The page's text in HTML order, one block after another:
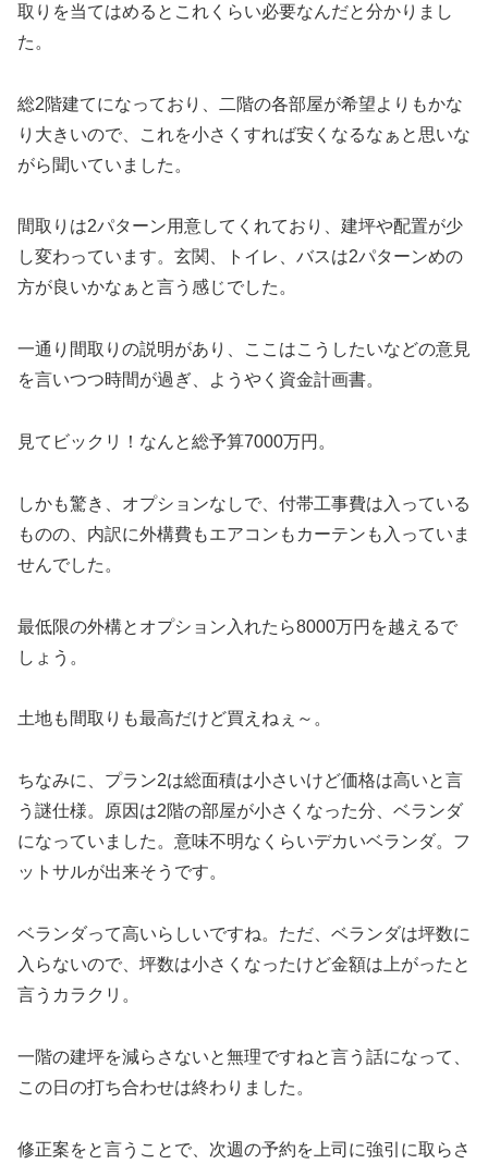
取りを当てはめるとこれくらい必要なんだと分かりまし
た。
総2階建てになっており、二階の各部屋が希望よりもかな
り大きいので、これを小さくすれば安くなるなぁと思いな
がら聞いていました。
間取りは2パターン用意してくれており、建坪や配置が少
し変わっています。玄関、トイレ、バスは2パターンめの
方が良いかなぁと言う感じでした。
一通り間取りの説明があり、ここはこうしたいなどの意見
を言いつつ時間が過ぎ、ようやく資金計画書。
見てビックリ！なんと総予算7000万円。
しかも驚き、オプションなしで、付帯工事費は入っている
ものの、内訳に外構費もエアコンもカーテンも入っていま
せんでした。
最低限の外構とオプション入れたら8000万円を越えるで
しょう。
土地も間取りも最高だけど買えねぇ～。
ちなみに、プラン2は総面積は小さいけど価格は高いと言
う謎仕様。原因は2階の部屋が小さくなった分、ベランダ
になっていました。意味不明なくらいデカいベランダ。フ
ットサルが出来そうです。
ベランダって高いらしいですね。ただ、ベランダは坪数に
入らないので、坪数は小さくなったけど金額は上がったと
言うカラクリ。
一階の建坪を減らさないと無理ですねと言う話になって、
この日の打ち合わせは終わりました。
修正案をと言うことで、次週の予約を上司に強引に取らさ